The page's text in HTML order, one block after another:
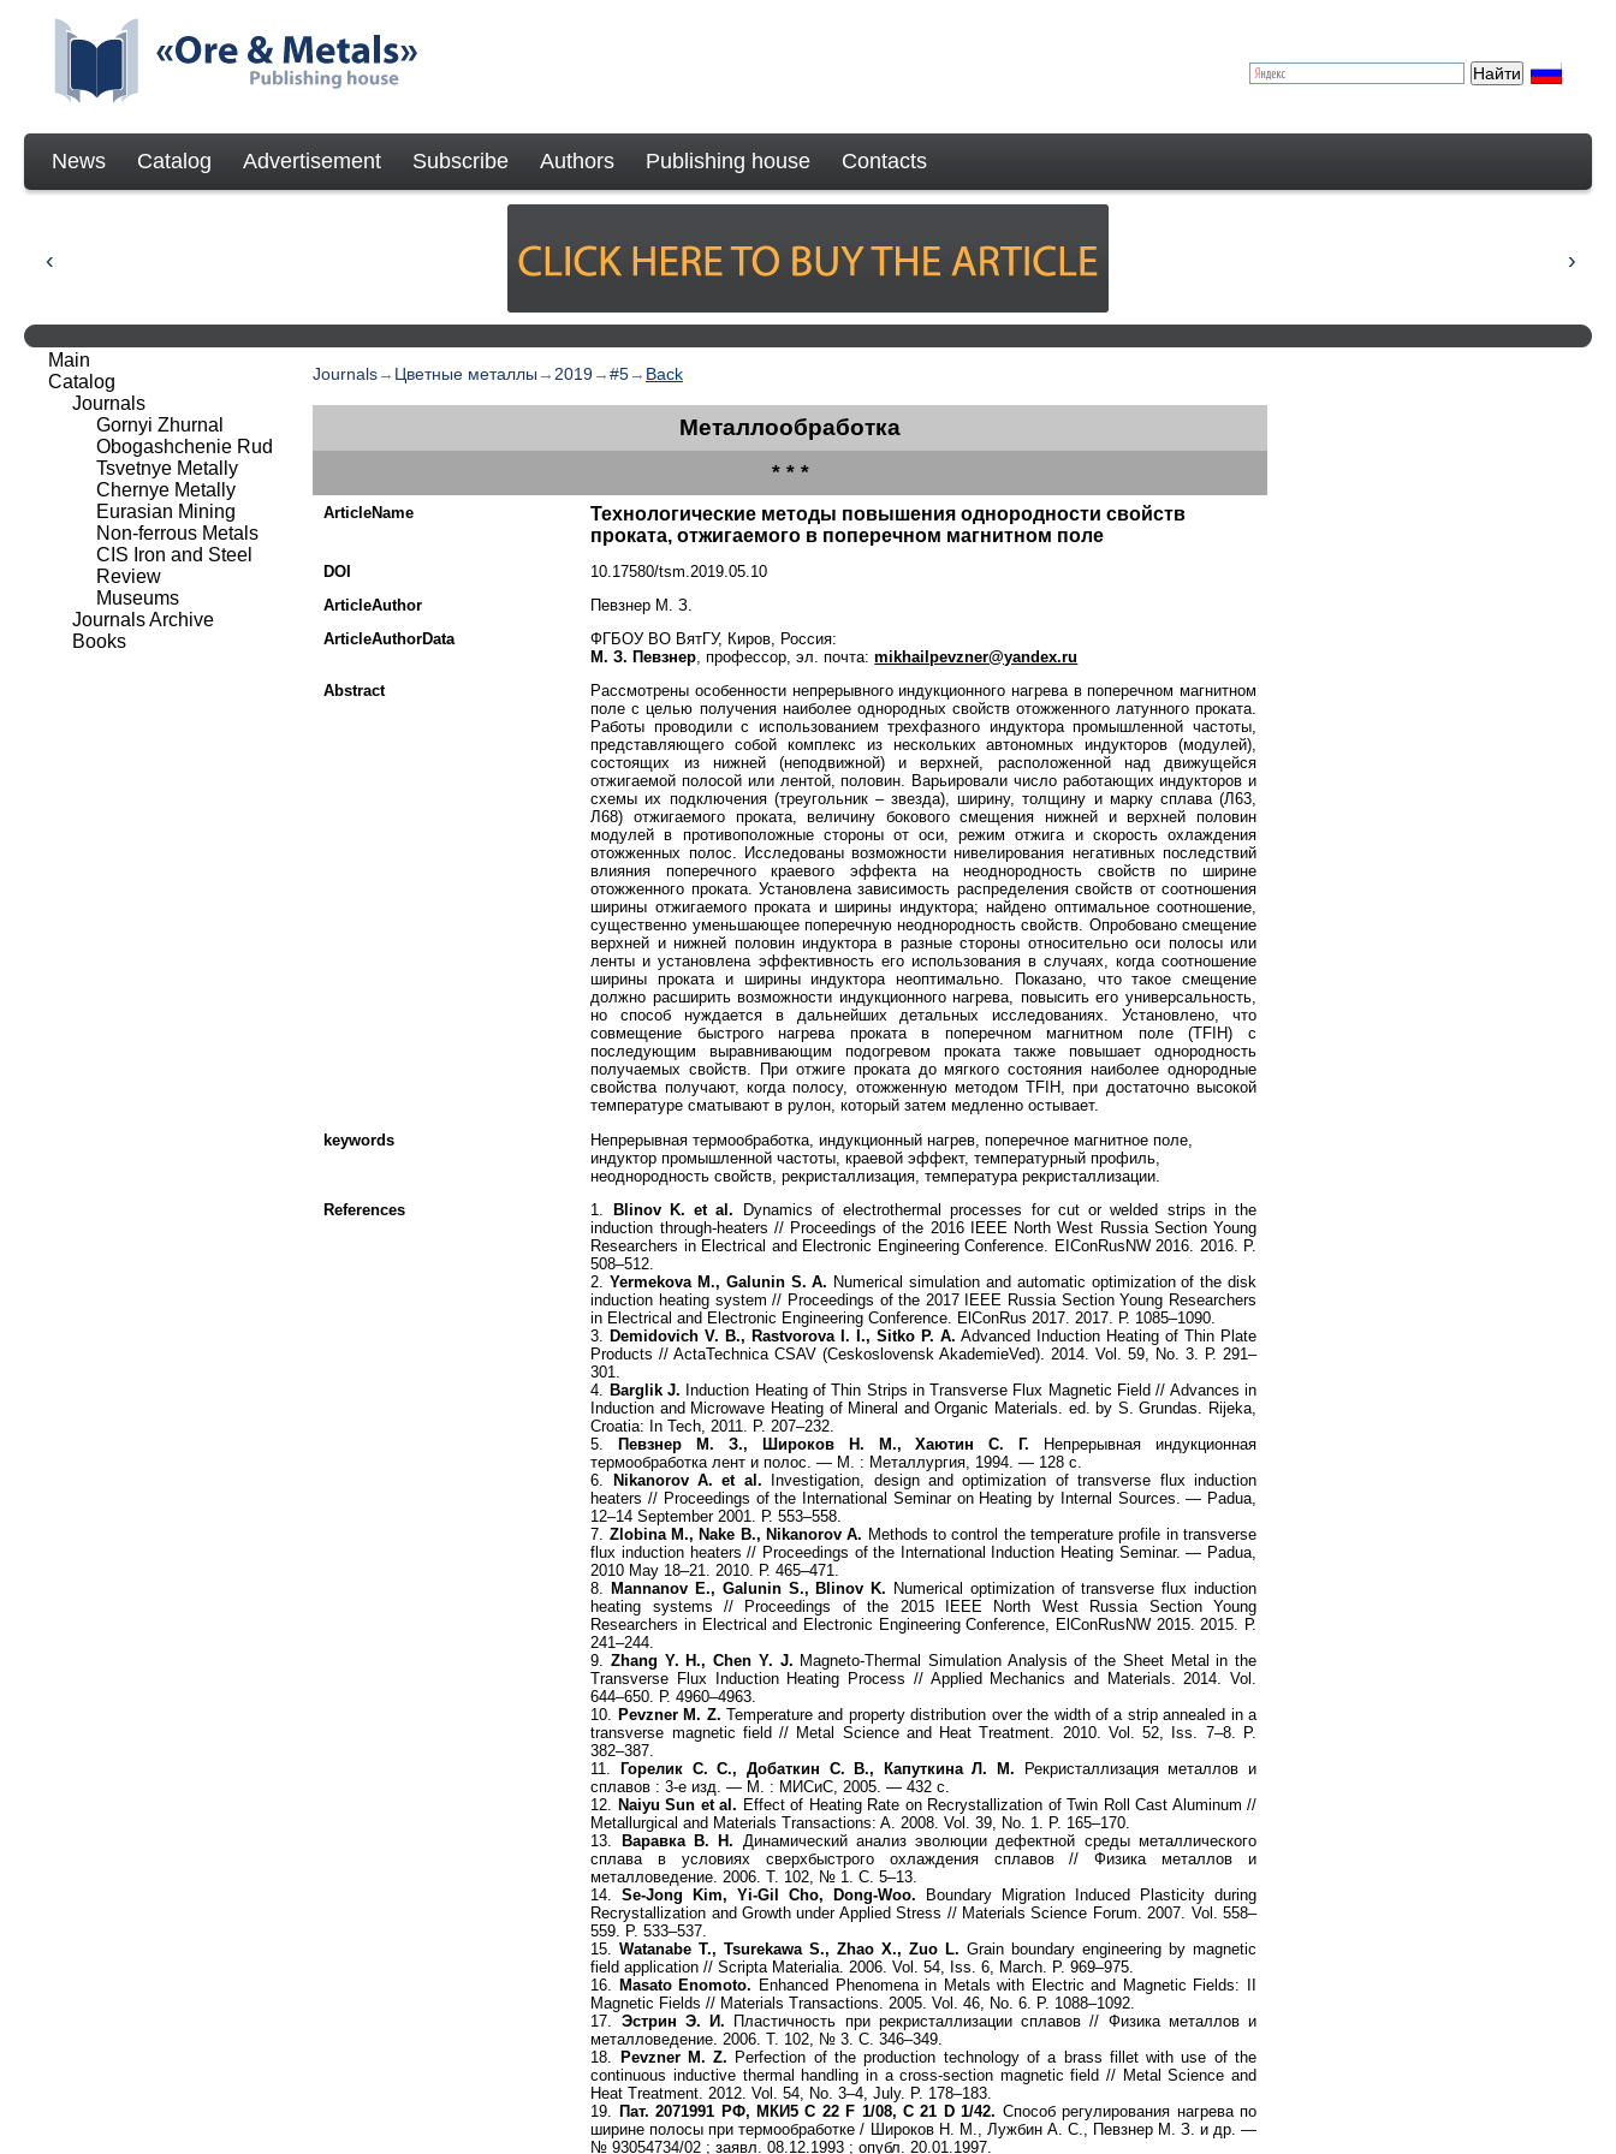
News Catalog Advertisement Subscribe Authors Publishing house Contacts
Journals→ Цветные металлы → 2019→#5→ Back
Металлообработка
* * *
ArticleName
Технологические методы повышения однородности свойств
проката, отжигаемого в поперечном магнитном поле
DOI
10.17580/tsm.2019.05.10
ArticleAuthor
Певзнер М. З.
ArticleAuthorData
ФГБОУ ВО ВятГУ, Киров, Россия:
М. З. Певзнер, профессор, эл. почта:mikhailpevzner@yandex.ru
Abstract
Рассмотрены особенности непрерывного индукционного нагрева в поперечном магнитном
поле с целью получения наиболее однородных свойств отожженного латунного проката.
Работы проводили с использованием трехфазного индуктора промышленной частоты,
представляющего собой комплекс из нескольких автономных индукторов (модулей),
состоящих из нижней (неподвижной) и верхней, расположенной над движущейся
отжигаемой полосой или лентой, половин. Варьировали число работающих индукторов и
схемы их подключения (треугольник – звезда), ширину, толщину и марку сплава (Л63,
Л68) отжигаемого проката, величину бокового смещения нижней и верхней половин
модулей в противоположные стороны от оси, режим отжига и скорость охлаждения
отожженных полос. Исследованы возможности нивелирования негативных последствий
влияния поперечного краевого эффекта на неоднородность свойств по ширине
отожженного проката. Установлена зависимость распределения свойств от соотношения
ширины отжигаемого проката и ширины индуктора; найдено оптимальное соотношение,
существенно уменьшающее поперечную неоднородность свойств. Опробовано смещение
верхней и нижней половин индуктора в разные стороны относительно оси полосы или
ленты и установлена эффективность его использования в случаях, когда соотношение
ширины проката и ширины индуктора неоптимально. Показано, что такое смещение
должно расширить возможности индукционного нагрева, повысить его универсальность,
но способ нуждается в дальнейших детальных исследованиях. Установлено, что
совмещение быстрого нагрева проката в поперечном магнитном поле (TFIH) с
последующим выравнивающим подогревом проката также повышает однородность
получаемых свойств. При отжиге проката до мягкого состояния наиболее однородные
свойства получают, когда полосу, отожженную методом TFIH, при достаточно высокой
температуре сматывают в рулон, который затем медленно остывает.
keywords
Непрерывная термообработка, индукционный нагрев, поперечное магнитное поле,
индуктор промышленной частоты, краевой эффект, температурный профиль,
неоднородность свойств, рекристаллизация, температура рекристаллизации.
References
1. Blinov K. et al. Dynamics of electrothermal processes for cut or welded strips in the
induction through-heaters // Proceedings of the 2016 IEEE North West Russia Section Young
Researchers in Electrical and Electronic Engineering Conference. EIConRusNW 2016. 2016. P.
508–512.
2.Yermekova M., Galunin S. A. Numerical simulation and automatic optimization of the disk
induction heating system // Proceedings of the 2017 IEEE Russia Section Young Researchers
in Electrical and Electronic Engineering Conference. ElConRus 2017. 2017. Р. 1085–1090.
3.Demidovich V. B., Rastvorova I. I., Sitko P. A. Advanced Induction Heating of Thin Plate
Products // ActaTechnica CSAV (Ceskoslovensk AkademieVed). 2014. Vol. 59, No. 3. Р. 291–
301.
4. Barglik J. Induction Heating of Thin Strips in Transverse Flux Magnetic Field // Advances in
Induction and Microwave Heating of Mineral and Organic Materials. ed. by S. Grundas. Rijeka,
Croatia: In Tech, 2011. P. 207–232.
5.Певзнер М. З., Широков Н. М., Хаютин С. Г. Непрерывная индукционная
термообработка лент и полос. — М. : Металлургия, 1994. — 128 c.
6. Nikanorov A. et al. Investigation, design and optimization of transverse flux induction
heaters // Proceedings of the International Seminar on Heating by Internal Sources. — Padua,
12–14 September 2001. Р. 553–558.
7. Zlobina M., Nake B., Nikanorov A. Methods to control the temperature profile in transverse
flux induction heaters // Proceedings of the International Induction Heating Seminar. — Padua,
2010 May 18–21. 2010. Р. 465–471.
8.Mannanov E., Galunin S., Blinov K. Numerical optimization of transverse flux induction
heating systems // Proceedings of the 2015 IEEE North West Russia Section Young
Researchers in Electrical and Electronic Engineering Conference, ElConRusNW 2015. 2015. Р.
241–244.
9.Zhang Y. H., Chen Y. J. Magneto-Thermal Simulation Analysis of the Sheet Metal in the
Transverse Flux Induction Heating Process // Applied Mechanics and Materials. 2014. Vol.
644–650. Р. 4960–4963.
10. Pevzner M. Z. Temperature and property distribution over the width of a strip annealed in a
transverse magnetic field // Metal Science and Heat Treatment. 2010. Vol. 52, Iss. 7–8. P.
382–387.
11.
Горелик С. С., Добаткин С. В., Капуткина Л. М. Рекристаллизация металлов и
сплавов : 3-е изд. — М. : МИСиС, 2005. — 432 с.
12. Naiyu Sun et al. Effect of Heating Rate on Recrystallization of Twin Roll Cast Aluminum //
Metallurgical and Materials Transactions: A. 2008. Vol. 39, No. 1. P. 165–170.
13. Варавка В. Н. Динамический анализ эволюции дефектной среды металлического
сплава в условиях сверхбыстрого охлаждения сплавов // Физика металлов и
металловедение. 2006. Т. 102, № 1. С. 5–13.
14.Se-Jong Kim, Yi-Gil Cho, Dong-Woo. Boundary Migration Induced Plasticity during
Recrystallization and Growth under Applied Stress // Materials Science Forum. 2007. Vol. 558–
559. P. 533–537.
15.Watanabe T., Tsurekawa S., Zhao X., Zuo L. Grain boundary engineering by magnetic
field application // Scripta Materialia. 2006. Vol. 54, Iss. 6, March. P. 969–975.
16. Masato Enomoto. Enhanced Phenomena in Metals with Electric and Magnetic Fields: II
Magnetic Fields // Materials Transactions. 2005. Vol. 46, No. 6. P. 1088–1092.
17. Эстрин Э. И. Пластичность при рекристаллизации сплавов // Физика металлов и
металловедение. 2006. Т. 102, № 3. С. 346–349.
18. Pevzner M. Z. Perfection of the production technology of a brass fillet with use of the
continuous inductive thermal handling in a cross-section magnetic field // Metal Science and
Heat Treatment. 2012. Vol. 54, No. 3–4, July. P. 178–183.
19.
Пат. 2071991 РФ, МКИ5 C 22 F 1/08, C 21 D 1/42. Способ регулирования нагрева по
ширине полосы при термообработке / Широков Н. М., Лужбин А. С., Певзнер М. З. и др. —
№ 93054734/02 ; заявл. 08.12.1993 ; опубл. 20.01.1997.
Main
Catalog
Journals
Gornyi Zhurnal
Obogashchenie Rud
Tsvetnye Metally
Chernye Metally
Eurasian Mining
Non-ferrous Metals
CIS Iron and Steel
Review
Museums
Journals Archive
Books